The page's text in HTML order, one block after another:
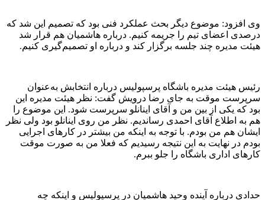
وی افزود: موضوع دیگر بحث عملکرد فنی بود که تصمیم این شد که
درصدی اعضای تیم را جریمه کنیم. درباره هاشمیان هم قرار شد
هیئت مدیره چند جلسه برگزار کند و درباره او تصمیم‌گیری کنیم.
رئیس هیئت مدیره باشگاه پرسپولیس درباره انتخابش به‌عنوان
سرپرست موقت به جای رضا درویش گفت: نظر هیئت مدیره این
بود که یکی از بین من و آقای اینانلو سرپرست شود. این موضوع را
هم به اطلاع آقای احمدی رساندیم. نظر من روی اینانلو بود ولی نظر
ایشان هم من بودم. با توجه به اینکه من بیشتر در کار‌های اجرایی
بودم در نهایت به این نتیجه رسیدیم که فعلا من به صورت موقت
کار‌های اداری باشگاه را جلو ببرم.
حدادی درباره آینده وحید هاشمیان در پرسپولیس و اینکه چه